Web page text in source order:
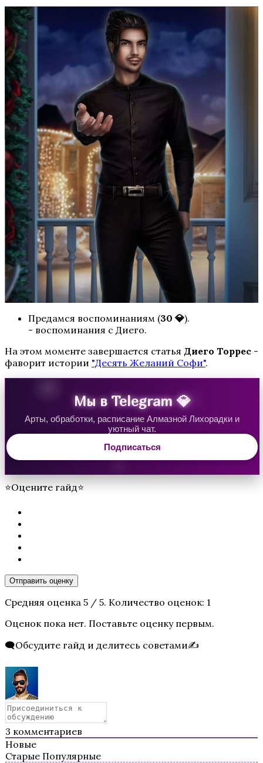
Секрет Небес 2
Роза Пустыни
Пси
Теодора
Цветок из огня Тиамат
Кали: Зов Тьмы
Предамся воспоминаниям (30 💎).
- воспоминания с Диего.
На этом моменте завершается статья Диего Торрес -
фаворит истории "Десять Желаний Софи".
Мы в Telegram 💎
Арты, обработки, расписание Алмазной Лихорадки и
уютный чат.
Подписаться
⭐Оцените гайд⭐
Отправить оценку
Средняя оценка 5 / 5. Количество оценок: 1
Оценок пока нет. Поставьте оценку первым.
🗨️Обсудите гайд и делитесь советами✍️
3 комментариев
Новые
Старые Популярные